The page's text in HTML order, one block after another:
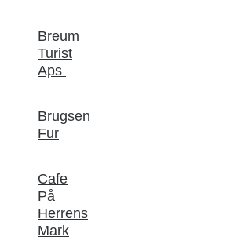
Breum
Turist
Aps
Brugsen
Fur
Cafe
På
Herrens
Mark